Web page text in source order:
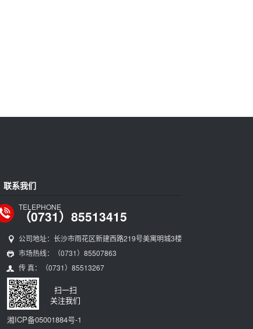
联系我们
TELEPHONE
（0731）85513415
公司地址：长沙市雨花区新建西路219号美寓明城3楼
市场热线：（0731）85507863
传 真：（0731）85513267
扫一扫
关注我们
湘ICP备05001884号-1